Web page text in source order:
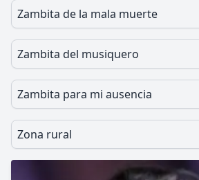
Zambita de la mala muerte
Zambita del musiquero
Zambita para mi ausencia
Zona rural